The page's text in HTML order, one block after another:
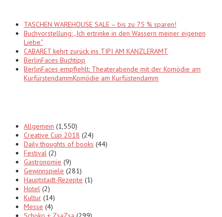
TASCHEN WAREHOUSE SALE – bis zu 75 % sparen!
Buchvorstellung: „Ich ertrinke in den Wassern meiner eigenen
Liebe“
CABARET kehrt zurück ins TIPI AM KANZLERAMT
BerlinFaces Buchtipp
BerlinFaces empfiehlt: Theaterabende mit der Komödie am
KurfürstendammKomödie am Kurfüstendamm
Allgemein (1,550)
Creative Cup 2018 (24)
Daily thoughts of books (44)
Festival (2)
Gastronomie (9)
Gewinnspiele (281)
Hauptstadt-Rezepte (1)
Hotel (2)
Kultur (14)
Messe (4)